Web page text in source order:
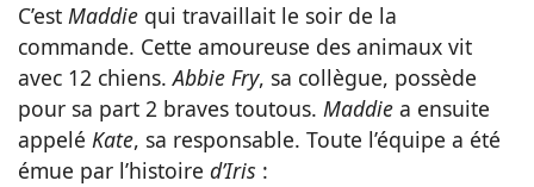
C’est Maddie qui travaillait le soir de la
commande. Cette amoureuse des animaux vit
avec 12 chiens.Abbie Fry, sa collègue, possède
pour sa part 2 braves toutous. Maddie a ensuite
appelé Kate, sa responsable. Toute l’équipe a été
émue par l’histoire d’Iris :